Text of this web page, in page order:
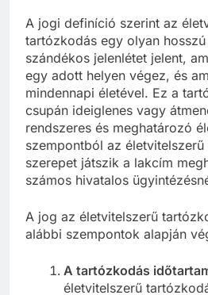
A jogi definíció szerint az
tartózkodás egy olyan
szándékos jelenlétet jelent,
egy adott helyen végez, és
mindennapi életével. Ez a
csupán ideiglenes vagy
rendszeres és meghatározó
szempontból az
szerepet játszik a lakcím
számos hivatalos
A jog az életvitelszerű
alábbi szempontok alapján
A tartózkodás
életvitelszerű